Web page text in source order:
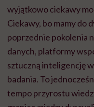
wyjątkowo ciekawy
Ciekawy, bo mamy do
poprzednie pokolenia
danych, platformy
sztuczną inteligencję
badania. To
tempo przyrostu